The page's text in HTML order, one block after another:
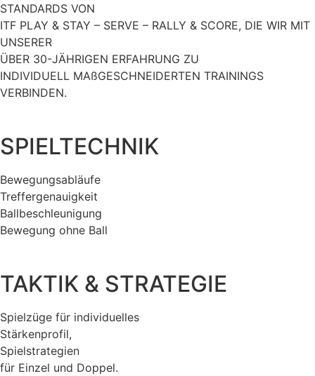
STANDARDS VON
ITF PLAY & STAY – SERVE – RALLY & SCORE, DIE WIR MIT
UNSERER
ÜBER 30-JÄHRIGEN ERFAHRUNG ZU
INDIVIDUELL MAßGESCHNEIDERTEN TRAININGS
VERBINDEN.
SPIELTECHNIK
Bewegungsabläufe
Treffergenauigkeit
Ballbeschleunigung
Bewegung ohne Ball
TAKTIK & STRATEGIE
Spielzüge für individuelles
Stärkenprofil,
Spielstrategien
für Einzel und Doppel.